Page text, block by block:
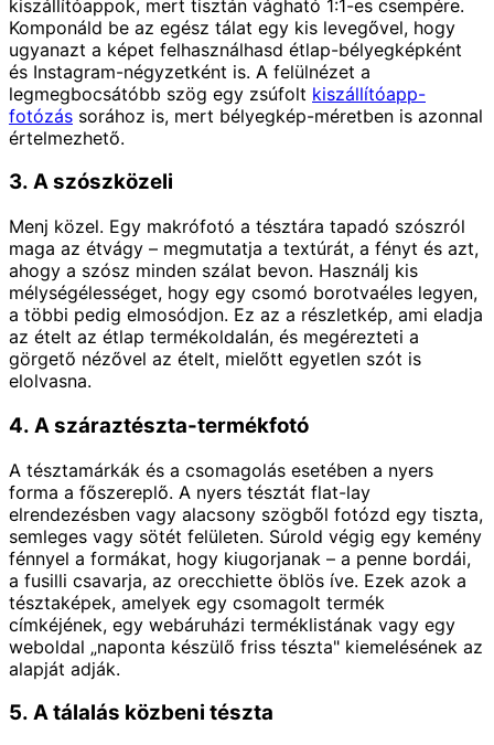
kiszállítóappok, mert tisztán vágható 1:1-es csempére.
Komponáld be az egész tálat egy kis levegővel, hogy
ugyanazt a képet felhasználhasd étlap-bélyegképként
és Instagram-négyzetként is. A felülnézet a
legmegbocsátóbb szög egy zsúfolt kiszállítóapp-
fotózás sorához is, mert bélyegkép-méretben is azonnal
értelmezhető.
3. A szószközeli
Menj közel. Egy makrófotó a tésztára tapadó szószról
maga az étvágy – megmutatja a textúrát, a fényt és azt,
ahogy a szósz minden szálat bevon. Használj kis
mélységélességet, hogy egy csomó borotvaéles legyen,
a többi pedig elmosódjon. Ez az a részletkép, ami eladja
az ételt az étlap termékoldalán, és megérezteti a
görgető nézővel az ételt, mielőtt egyetlen szót is
elolvasna.
4. A száraztészta-termékfotó
A tésztamárkák és a csomagolás esetében a nyers
forma a főszereplő. A nyers tésztát flat-lay
elrendezésben vagy alacsony szögből fotózd egy tiszta,
semleges vagy sötét felületen. Súrold végig egy kemény
fénnyel a formákat, hogy kiugorjanak – a penne bordái,
a fusilli csavarja, az orecchiette öblös íve. Ezek azok a
tésztaképek, amelyek egy csomagolt termék
címkéjének, egy webáruházi terméklistának vagy egy
weboldal „naponta készülő friss tészta" kiemelésének az
alapját adják.
5. A tálalás közbeni tészta